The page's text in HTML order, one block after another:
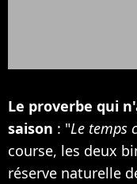
Le proverbe qui
saison : "Le temps
course, les deux
réserve naturelle